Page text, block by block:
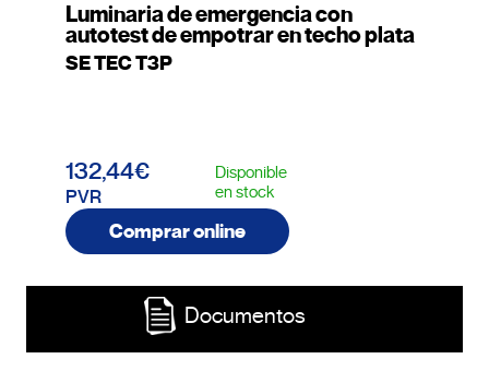
Luminaria de emergencia con
autotest de empotrar en techo plata
SE TEC T3P
132,44€
PVR
Disponible
en stock
Comprar online
Documentos